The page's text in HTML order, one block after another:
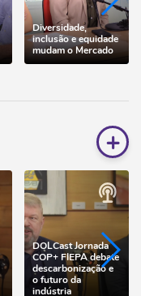
Diversidade,
inclusão e equidade
mudam o Mercado
+
DOLCast Jornada
COP+ FIEPA debate
descarbonização e
o futuro da
indústria